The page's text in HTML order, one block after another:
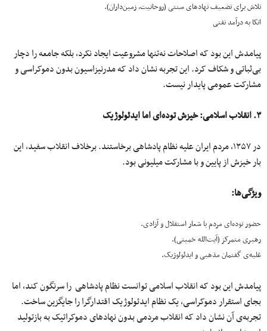
تلاش برای تضعیف نهادهای سنتی (روحانیت، زمین‌داران).
اتکا به درآمد نفتی
پیامدش این بود که اصلاحات نه‌تنها مشروعیت ایجاد نکرد، بلکه جامعه را دچار
بی‌ثباتی و شکاف کرد. این تجربه نشان داد که مدرنیزاسیون بدون دموکراسی و‌
مشارکت عمومی پایدار نیست.
۳. انقلاب اسلامی: خیزش توده‌ای اما ایدئولوژیک
در ۱۳۵۷، مردم ایران علیه نظام پادشاهی برخاستند. برخلاف انقلاب سفید، این
بار خیزش از پایین و با مشارکت میلیونی بود.
ویژگی‌ها:
حضور توده‌ای مردم با شعار استقلال و آزادی.
رهبری متمرکز (آیت‌الله خمینی).
غلبه‌ی گفتمان مذهبی و ایدئولوژیک.
پیامدش این بود که انقلاب اسلامی توانست نظام پادشاهی را سرنگون کند، اما
بجای استقرار دموکراسی، یک نظام ایدئولوژیک اقتدارگرا را جایگزین ساخت.
تجربه‌ی آن نشان داد که انقلاب مردمی بدون نهادهای دموکراتیک به بازتولید